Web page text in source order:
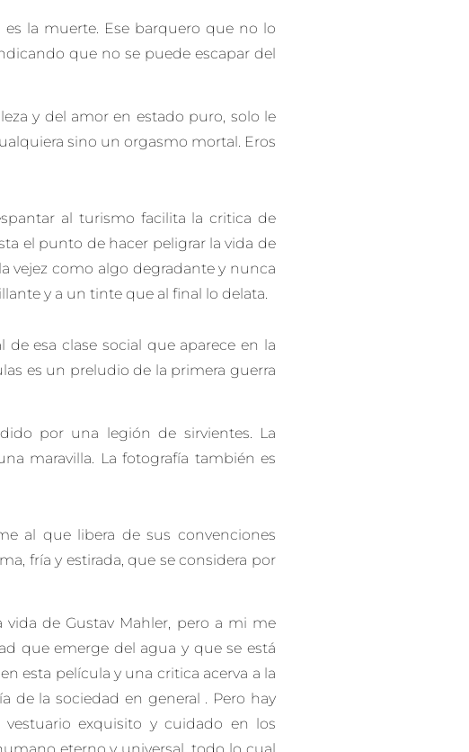
la muerte. Ese barquero que no lo
que no se puede escapar del
y del amor en estado puro, solo le
sino un orgasmo mortal. Eros
al turismo facilita la critica de
el punto de hacer peligrar la vida de
vejez como algo degradante y nunca
y a un tinte que al final lo delata.
esa clase social que aparece en la
es un preludio de la primera guerra
por una legión de sirvientes. La
maravilla. La fotografía también es
al que libera de sus convenciones
fría y estirada, que se considera por
de Gustav Mahler, pero a mi me
que emerge del agua y que se está
esta película y una critica acerva a la
de la sociedad en general . Pero hay
exquisito y cuidado en los